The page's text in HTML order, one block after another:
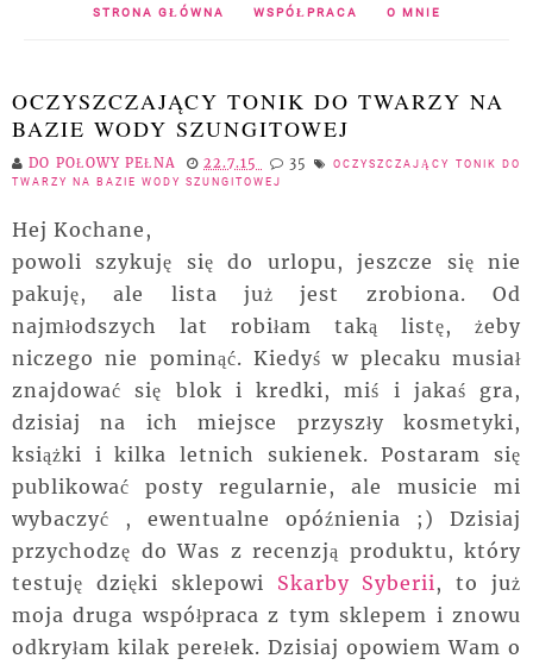
STRONA GŁÓWNA WSPÓŁPRACA O MNIE
OCZYSZCZAJĄCY TONIK DO TWARZY NA
BAZIE WODY SZUNGITOWEJ
DO POŁOWY PEŁNA 22.7.15 35
OCZYSZCZAJĄCY TONIK DO
TWARZY NA BAZIE WODY SZUNGITOWEJ
Hej Kochane,
powoli szykuję się do urlopu, jeszcze się nie
pakuję, ale lista już jest zrobiona. Od
najmłodszych lat robiłam taką listę, żeby
niczego nie pominąć. Kiedyś w plecaku musiał
znajdować się blok i kredki, miś i jakaś gra,
dzisiaj na ich miejsce przyszły kosmetyki,
książki i kilka letnich sukienek. Postaram się
publikować posty regularnie, ale musicie mi
wybaczyć , ewentualne opóźnienia ;) Dzisiaj
przychodzę do Was z recenzją produktu, który
testuję dzięki sklepowi Skarby Syberii , to już
moja druga współpraca z tym sklepem i znowu
odkryłam kilak perełek. Dzisiaj opowiem Wam o